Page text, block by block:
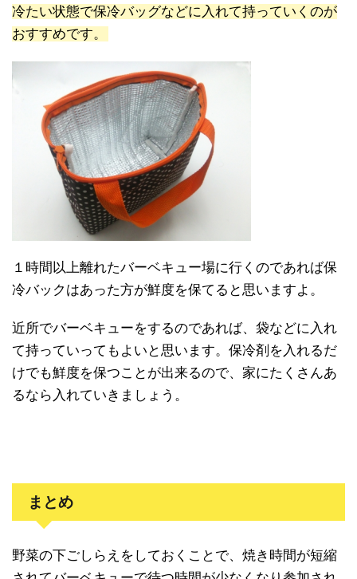
冷たい状態で保冷バッグなどに入れて持っていくのが
おすすめです。
１時間以上離れたバーベキュー場に行くのであれば保
冷バックはあった方が鮮度を保てると思いますよ。
近所でバーベキューをするのであれば、袋などに入れ
て持っていってもよいと思います。保冷剤を入れるだ
けでも鮮度を保つことが出来るので、家にたくさんあ
るなら入れていきましょう。
まとめ
野菜の下ごしらえをしておくことで、焼き時間が短縮